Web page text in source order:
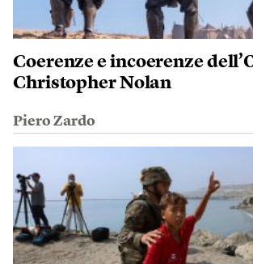
Coerenze e incoerenze
Christopher Nolan
Piero Zardo